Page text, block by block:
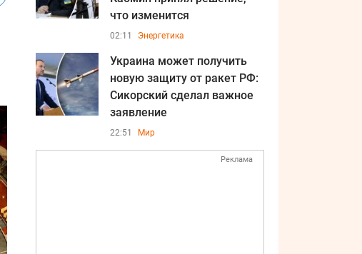
что изменится
02:11 Энергетика
Украина может получить
новую защиту от ракет РФ:
Сикорский сделал важное
заявление
22:51 Мир
Реклама